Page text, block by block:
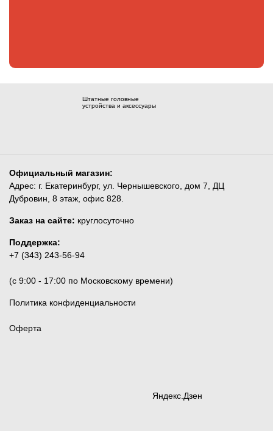
Штатные головные
устройства и аксессуары
Официальный магазин:
Адрес: г. Екатеринбург, ул. Чернышевского, дом 7, ДЦ
Дубровин, 8 этаж, офис 828.
Заказ на сайте: круглосуточно
Поддержка:
+7 (343) 243-56-94
(c 9:00 - 17:00 по Московскому времени)
Политика конфиденциальности
Оферта
Яндекс.Дзен